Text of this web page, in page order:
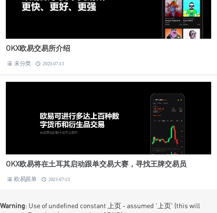
OKX欧易交易所介绍
未分类 2023-07-13
OKX欧易将在土耳其启动跟单交易大赛，寻找王牌交易员
欧易跟单 2023-07-13
Warning: Use of undefined constant 上页 - assumed '上页' (this will